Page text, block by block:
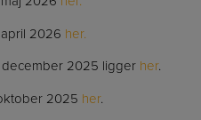
2026 her.
december 2025 ligger her.
2025 her.